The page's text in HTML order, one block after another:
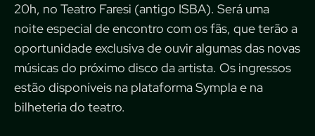
20h, no Teatro Faresi (antigo ISBA). Será uma
noite especial de encontro com os fãs, que terão a
oportunidade exclusiva de ouvir algumas das novas
músicas do próximo disco da artista. Os ingressos
estão disponíveis na plataforma Symplae na
bilheteria do teatro.